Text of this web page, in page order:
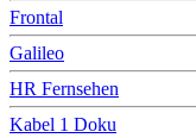
Frontal
Galileo
HR Fernsehen
Kabel 1 Doku